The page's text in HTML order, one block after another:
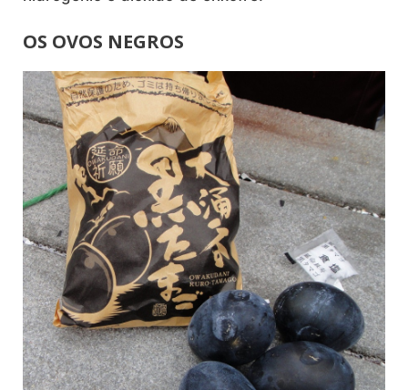
OS OVOS NEGROS